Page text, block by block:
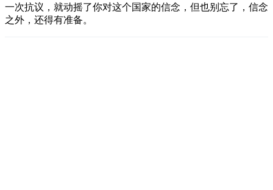
一次抗议，就动摇了你对这个国家的信念，但也别忘了，信念
之外，还得有准备。